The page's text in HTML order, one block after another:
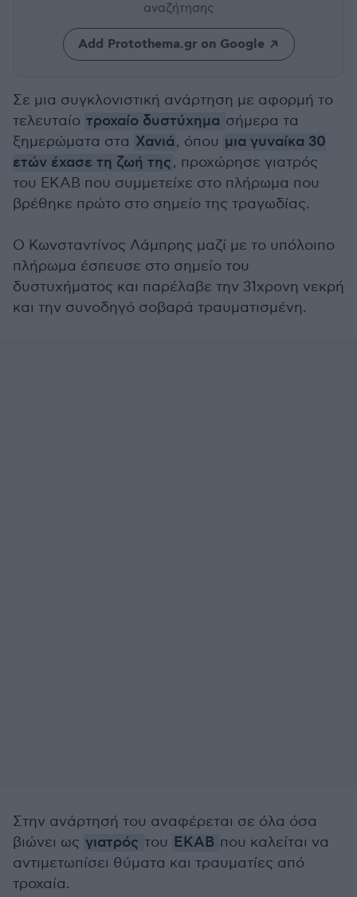
αναζήτησης
Add Protothema.gr on Google
Σε μια συγκλονιστική ανάρτηση με αφορμή το
τελευταίο τροχαίο δυστύχημα σήμερα τα
ξημερώματα στα Χανιά, όπου μια γυναίκα 30
ετών έχασε τη ζωή της, προχώρησε γιατρός
του ΕΚΑΒ που συμμετείχε στο πλήρωμα που
βρέθηκε πρώτο στο σημείο της τραγωδίας.
Ο Κωνσταντίνος Λάμπρης μαζί με το υπόλοιπο
πλήρωμα έσπευσε στο σημείο του
δυστυχήματος και παρέλαβε την 31χρονη νεκρή
και την συνοδηγό σοβαρά τραυματισμένη.
Στην ανάρτησή του αναφέρεται σε όλα όσα
βιώνει ως γιατρός του ΕΚΑΒ που καλείται να
αντιμετωπίσει θύματα και τραυματίες από
τροχαία.